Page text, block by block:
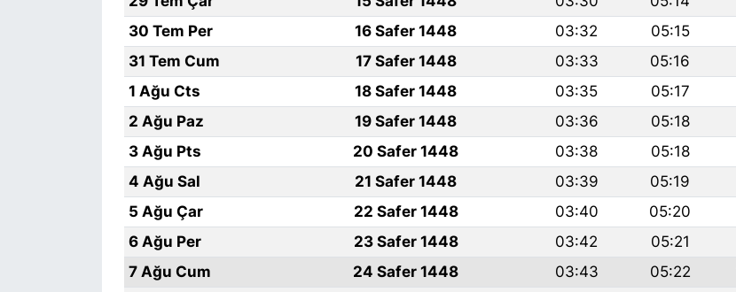
30 Tem Per
16 Safer 1448 03:32 05:15
31 Tem Cum
17 Safer 1448 03:33 05:16
1 Ağu Cts
18 Safer 1448 03:35 05:17
2 Ağu Paz
19 Safer 1448 03:36 05:18
3 Ağu Pts
20 Safer 1448 03:38 05:18
4 Ağu Sal
21 Safer 1448 03:39 05:19
5 Ağu Çar
22 Safer 1448 03:40 05:20
6 Ağu Per
23 Safer 1448 03:42 05:21
7 Ağu Cum
24 Safer 1448 03:43 05:22